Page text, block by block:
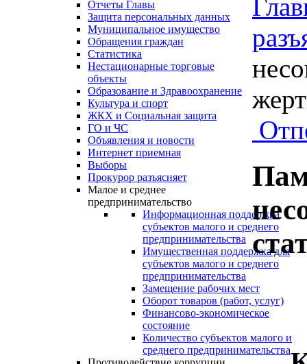
Отчеты Главы
Защита персональных данных
Муниципальное имущество
Обращения граждан
Статистика
Нестационарные торговые
объекты
Образование и Здравоохранение
Культура и спорт
ЖКХ и Социальная защита
ГО и ЧС
Объявления и новости
Интернет приемная
Выборы
Прокурор разъясняет
Малое и среднее
предпринимательство
Информационная поддержка
субъектов малого и среднего
предпринимательства
Имущественная поддержка для
субъектов малого и среднего
предпринимательства
Замещение рабочих мест
Оборот товаров (работ, услуг)
Финансово-экономическое
состояние
Количество субъектов малого и
среднего предпринимательства